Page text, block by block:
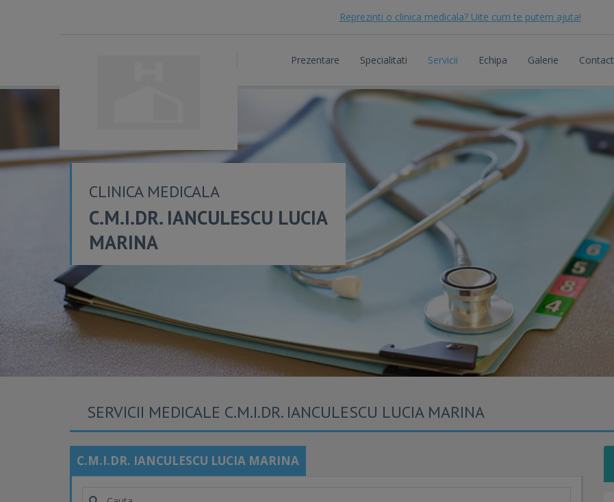
Reprezinti o clinica medicala? Uite cum te putem ajuta!
Prezentare Specialitati Servicii Echipa Galerie Contact
CLINICA MEDICALA
C.M.I.DR. IANCULESCU LUCIA
MARINA
SERVICII MEDICALE C.M.I.DR. IANCULESCU LUCIA MARINA
C.M.I.DR. IANCULESCU LUCIA MARINA